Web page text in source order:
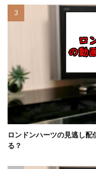
ロンドンハーツの見逃し
る？